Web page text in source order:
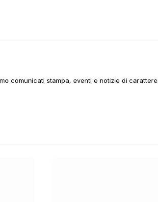
comunicati stampa, eventi e notizie di carattere